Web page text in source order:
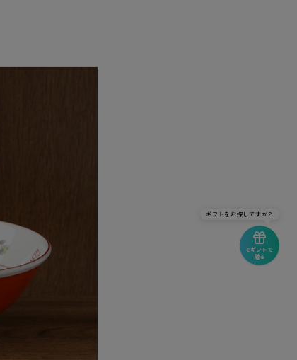
eギフトで
贈る
ギフトをお探しですか？